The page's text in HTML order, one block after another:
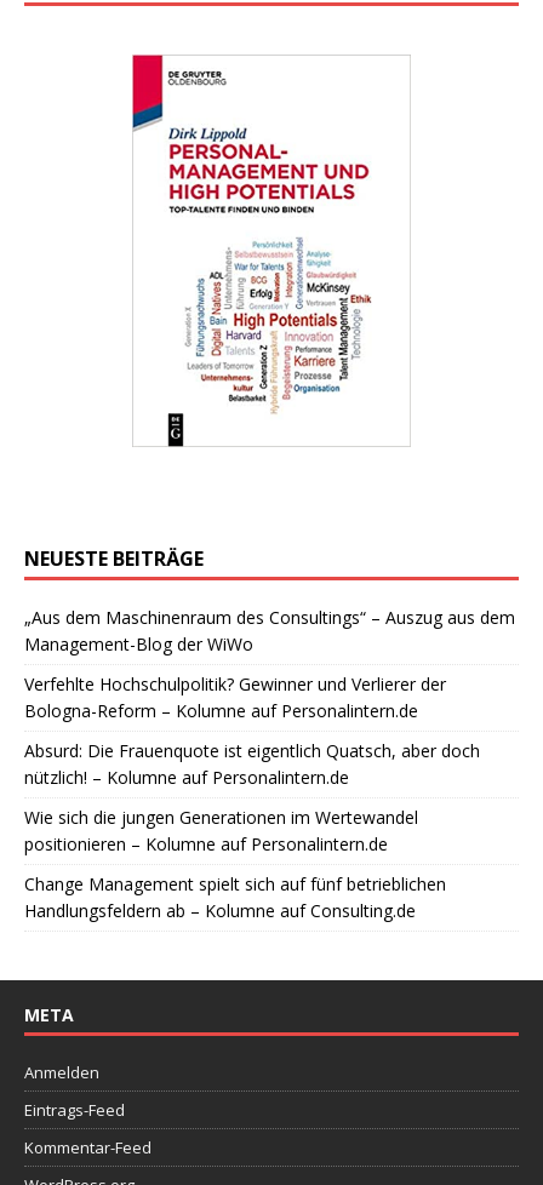
NEUESTE BEITRÄGE
„Aus dem Maschinenraum des Consultings“ – Auszug aus dem
Management-Blog der WiWo
Verfehlte Hochschulpolitik? Gewinner und Verlierer der
Bologna-Reform – Kolumne auf Personalintern.de
Absurd: Die Frauenquote ist eigentlich Quatsch, aber doch
nützlich! – Kolumne auf Personalintern.de
Wie sich die jungen Generationen im Wertewandel
positionieren – Kolumne auf Personalintern.de
Change Management spielt sich auf fünf betrieblichen
Handlungsfeldern ab – Kolumne auf Consulting.de
META
Anmelden
Eintrags-Feed
Kommentar-Feed